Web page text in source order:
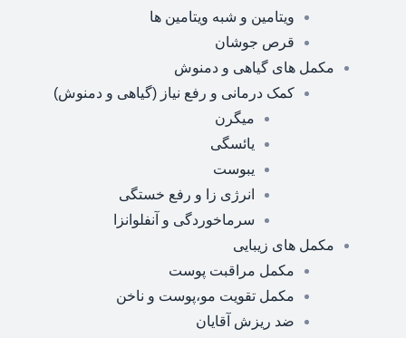
ویتامین و شبه ویتامین ها
قرص جوشان
مکمل های گیاهی و دمنوش
کمک درمانی و رفع نیاز (گیاهی و دمنوش)
میگرن
یائسگی
یبوست
انرژی زا و رفع خستگی
سرماخوردگی و آنفلوانزا
مکمل های زیبایی
مکمل مراقبت پوست
مکمل تقویت مو،پوست و ناخن
ضد ریزش آقایان